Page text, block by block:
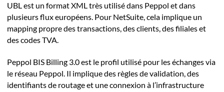
UBL est un format XML très utilisé dans Peppol et dans
plusieurs flux européens. Pour NetSuite, cela implique un
mapping propre des transactions, des clients, des filiales et
des codes TVA.
Peppol BIS Billing 3.0 est le profil utilisé pour les échanges via
le réseau Peppol. Il implique des règles de validation, des
identifiants de routage et une connexion à l’infrastructure